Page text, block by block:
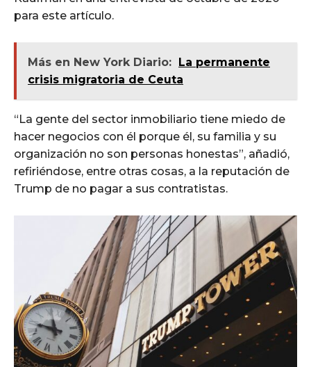
para este artículo.
Más en New York Diario:
La permanente
crisis migratoria de Ceuta
“La gente del sector inmobiliario tiene miedo de
hacer negocios con él porque él, su familia y su
organización no son personas honestas”, añadió,
refiriéndose, entre otras cosas, a la reputación de
Trump de no pagar a sus contratistas.